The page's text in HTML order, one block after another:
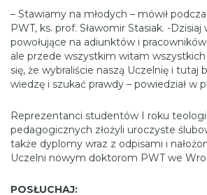
– Stawiamy na młodych – mówił
PWT, ks. prof. Sławomir Stasiak. -
powołujące na adiunktów i
ale przede wszystkim witam
się, że wybraliście naszą Uczelnię i tutaj
wiedzę i szukać prawdy – powiedział w
Reprezentanci studentów I roku
pedagogicznych złożyli uroczyste
także dyplomy wraz z odpisami i
Uczelni nowym doktorom PWT we
POSŁUCHAJ: